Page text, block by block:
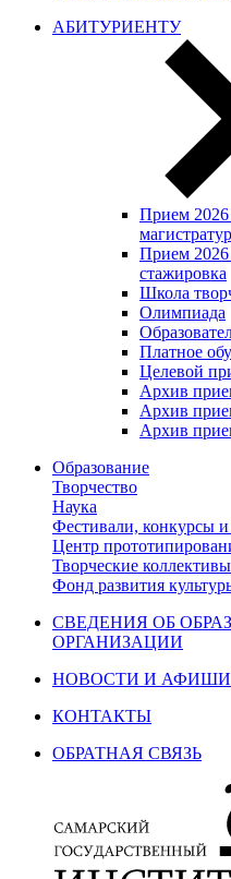
АБИТУРИЕНТУ
Прием 2026
Прием 2026
стажировка
Школа
Олимпиада
Платное
Целевой
Архив
Архив
Архив
Образование
Творчество
Наука
Фестивали, конкурсы
Центр
Творческие коллективы
Фонд развития
СВЕДЕНИЯ ОБ
ОРГАНИЗАЦИИ
НОВОСТИ И АФИШИ
КОНТАКТЫ
ОБРАТНАЯ СВЯЗЬ